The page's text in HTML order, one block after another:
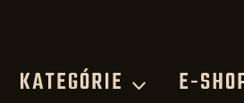
KATEGÓRIE E-